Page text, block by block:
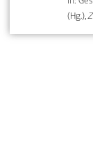
(Hg.),